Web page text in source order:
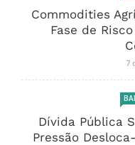
Commodities
Fase de
7
Dívida Pública
Pressão